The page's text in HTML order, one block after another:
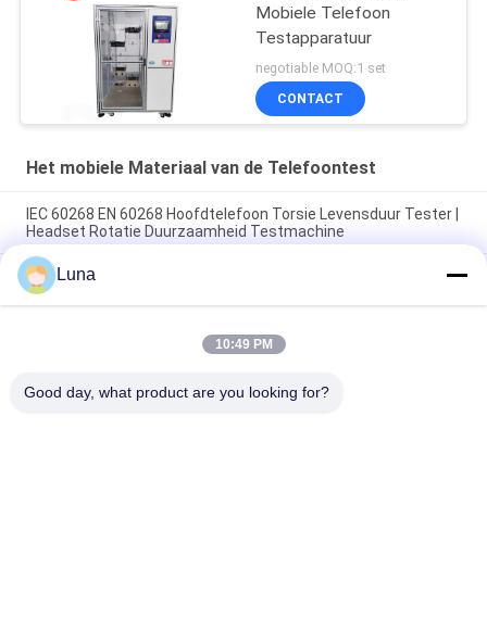
Mobiele Telefoon
Testapparatuur
negotiable MOQ:1 set
CONTACT
Het mobiele Materiaal van de Telefoontest
IEC 60268 EN 60268 Hoofdtelefoon Torsie Levensduur Tester |
Headset Rotatie Duurzaamheid Testmachine
USB-IF EIA-364-13 IEC 60512 Mobiele telefoon USB-oplader
Service Life Connector Socket Plug Insertion Force Tester
IEC 60068 IEC 60268 ASTM F2101 Hoofdtelefoon Expansion
Life Tester Hoofdtelefoon Headband Stretch Fatigue Testing
Luna
10:49 PM
Good day, what product are you looking for?